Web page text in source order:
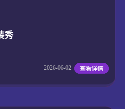
秀
2026-06-02